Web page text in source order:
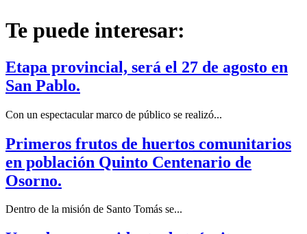
Te puede interesar:
Etapa provincial, será el 27 de agosto en
San Pablo.
Con un espectacular marco de público se realizó...
Primeros frutos de huertos comunitarios
en población Quinto Centenario de
Osorno.
Dentro de la misión de Santo Tomás se...